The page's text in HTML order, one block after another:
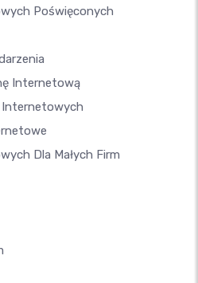
Poświęconych
Internetową
Internetowych
Dla Małych Firm